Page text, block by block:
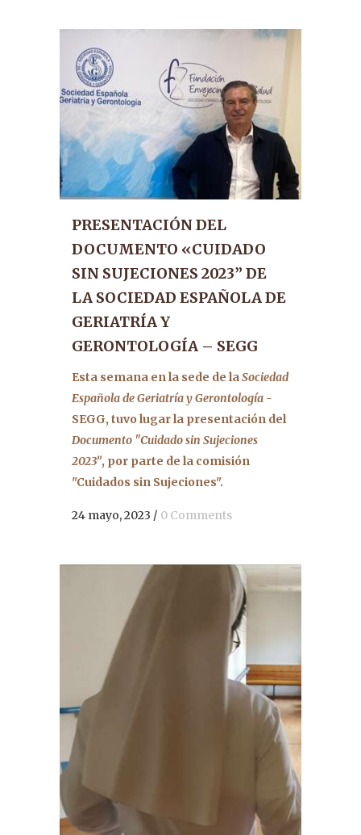
PRESENTACIÓN DEL
DOCUMENTO «CUIDADO
SIN SUJECIONES 2023” DE
LA SOCIEDAD ESPAÑOLA DE
GERIATRÍA Y
GERONTOLOGÍA – SEGG
Esta semana en la sede de laSociedad
Española de Geriatría y Gerontología -
SEGG, tuvo lugar la presentación del
Documento "Cuidado sin Sujeciones
2023”, por parte de la comisión
"Cuidados sin Sujeciones".
24 mayo, 2023 / 0 Comments